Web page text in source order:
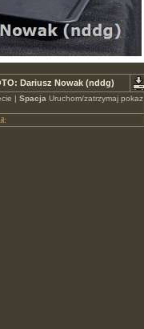
Dariusz Nowak (nddg)
| Spacja Uruchom/zatrzymaj pokaz